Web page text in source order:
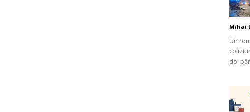
Mihai
Un
doi